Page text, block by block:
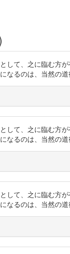
して、之に臨む方
なるのは、当然の
して、之に臨む方
なるのは、当然の
して、之に臨む方
なるのは、当然の